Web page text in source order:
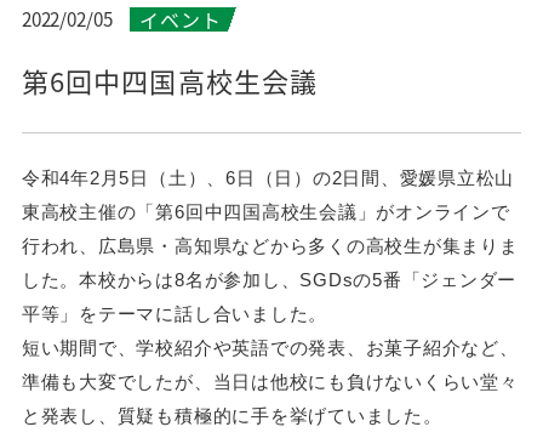
2022/02/05 イベント
第6回中四国高校生会議
令和4年2月5日（土）、6日（日）の2日間、愛媛県立松山
東高校主催の「第6回中四国高校生会議」がオンラインで
行われ、 広島県・高知県などから多くの高校生が集まりま
した。本校からは8名が参加し、SGDsの5番「ジェンダー
平等」をテーマに話し合いました。
短い期間で、学校紹介や英語での発表、お菓子紹介など、
準備も大変でしたが、当日は他校にも負けないくらい堂々
と発表し、質疑も積極的に手を挙げていました。